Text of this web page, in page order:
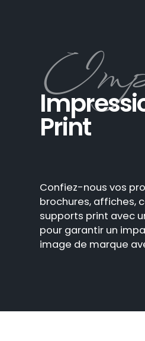
Print
Confiez-nous vos
brochures, affiches,
supports print avec
pour garantir un
image de marque